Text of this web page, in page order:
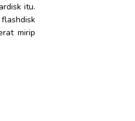
itu.
mirip